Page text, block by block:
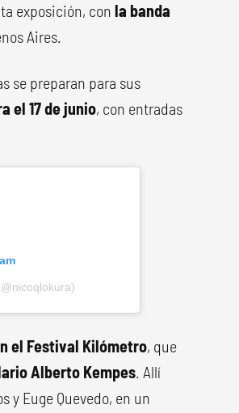
exposición, con la banda
Aires.
se preparan para sus
el 17 de junio, con entradas
el Festival Kilómetro, que
Alberto Kempes. Allí
y Euge Quevedo, en un